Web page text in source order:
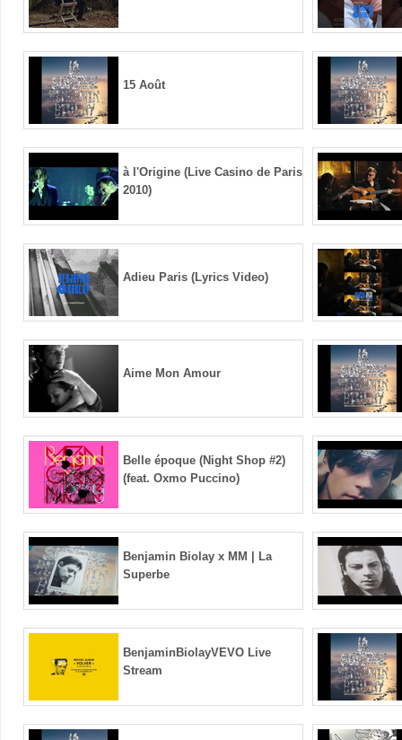
15 Août
à l'Origine (Live Casino de Paris
2010)
Adieu Paris (Lyrics Video)
Aime Mon Amour
Belle époque (Night Shop #2)
(feat. Oxmo Puccino)
Benjamin Biolay x MM | La
Superbe
BenjaminBiolayVEVO Live
Stream